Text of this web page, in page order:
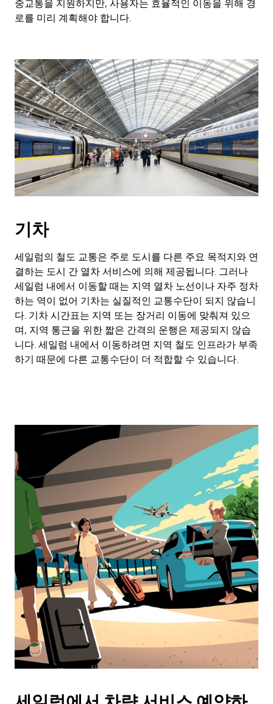
중교통을 지원하지만, 사용자는 효율적인 이동을 위해 경
로를 미리 계획해야 합니다.
기차
세일럼의 철도 교통은 주로 도시를 다른 주요 목적지와 연
결하는 도시 간 열차 서비스에 의해 제공됩니다. 그러나
세일럼 내에서 이동할 때는 지역 열차 노선이나 자주 정차
하는 역이 없어 기차는 실질적인 교통수단이 되지 않습니
다. 기차 시간표는 지역 또는 장거리 이동에 맞춰져 있으
며, 지역 통근을 위한 짧은 간격의 운행은 제공되지 않습
니다. 세일럼 내에서 이동하려면 지역 철도 인프라가 부족
하기 때문에 다른 교통수단이 더 적합할 수 있습니다.